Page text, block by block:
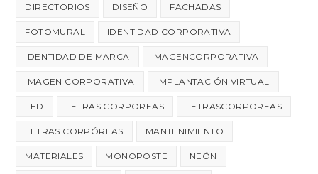
DIRECTORIOS DISEÑO FACHADAS
FOTOMURAL IDENTIDAD CORPORATIVA
IDENTIDAD DE MARCA IMAGENCORPORATIVA
IMAGEN CORPORATIVA IMPLANTACIÓN VIRTUAL
LED LETRAS CORPOREAS LETRASCORPOREAS
LETRAS CORPÓREAS MANTENIMIENTO
MATERIALES MONOPOSTE NEÓN